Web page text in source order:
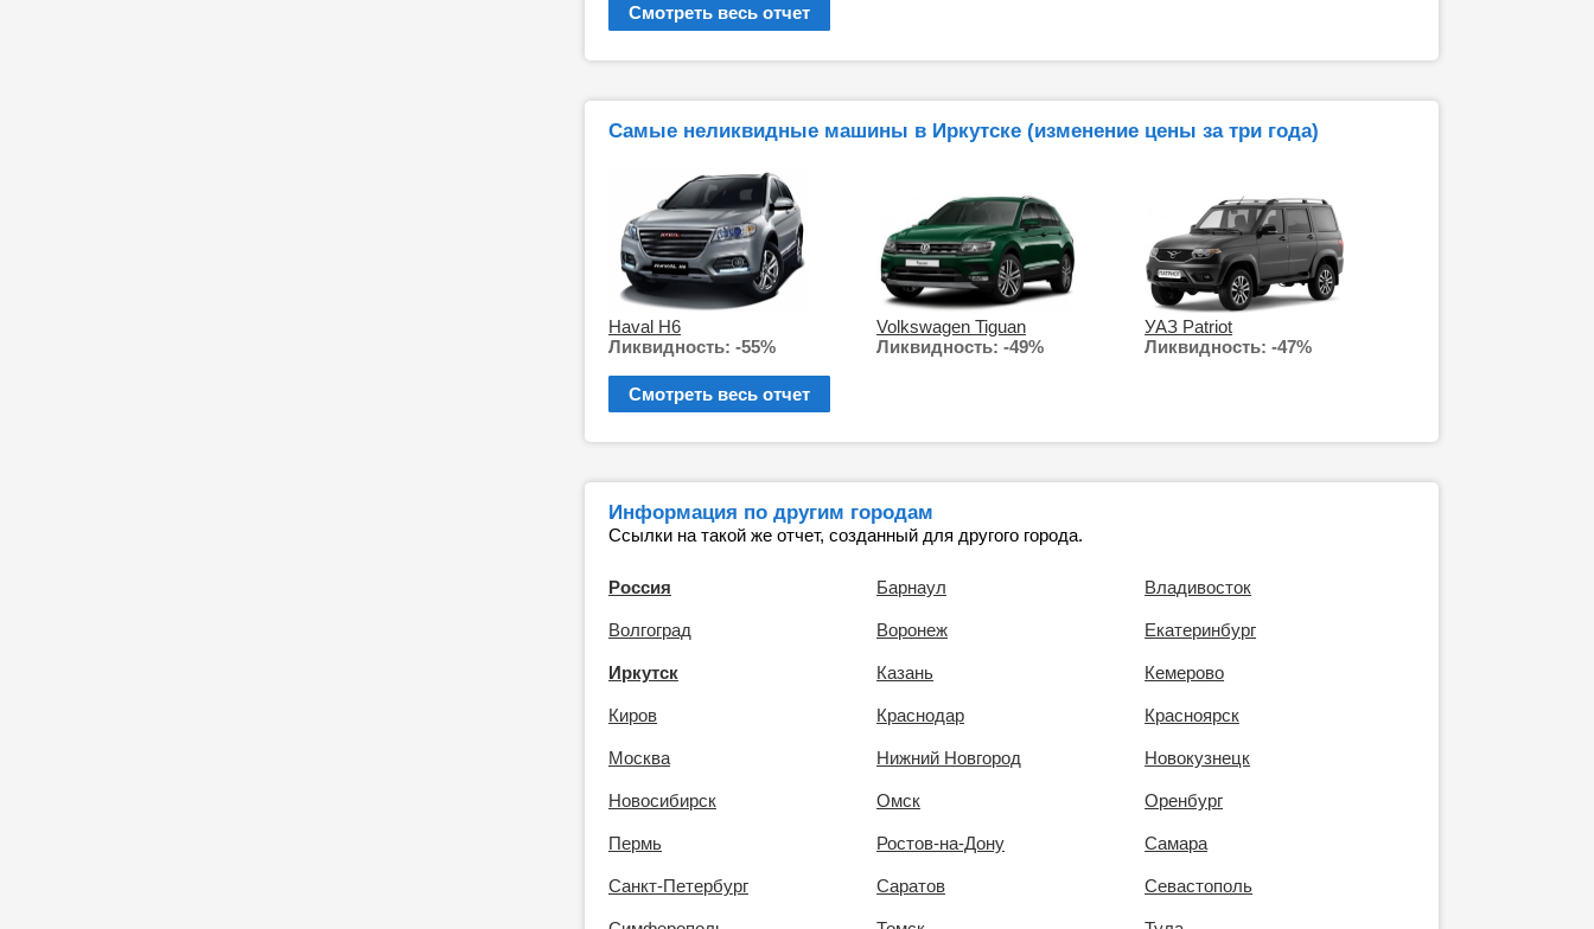
Смотреть весь отчет
Самые неликвидные машины в Иркутске (изменение цены за три года)
Haval H6
Ликвидность: -55%
Volkswagen Tiguan
Ликвидность: -49%
УАЗ Patriot
Ликвидность: -47%
Смотреть весь отчет
Информация по другим городам
Ссылки на такой же отчет, созданный для другого города.
Россия Барнаул Владивосток
Волгоград Воронеж Екатеринбург
Иркутск Казань Кемерово
Киров Краснодар Красноярск
Москва Нижний Новгород Новокузнецк
Новосибирск Омск Оренбург
Пермь Ростов-на-Дону Самара
Санкт-Петербург Саратов Севастополь